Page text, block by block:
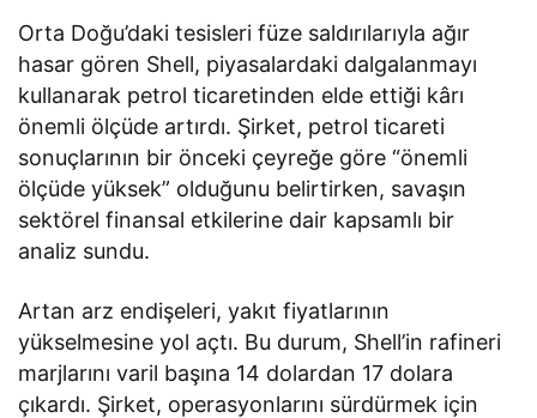
Orta Doğu’daki tesisleri füze saldırılarıyla ağır
hasar gören Shell, piyasalardaki dalgalanmayı
kullanarak petrol ticaretinden elde ettiği kârı
önemli ölçüde artırdı. Şirket, petrol ticareti
sonuçlarının bir önceki çeyreğe göre “önemli
ölçüde yüksek” olduğunu belirtirken, savaşın
sektörel finansal etkilerine dair kapsamlı bir
analiz sundu.
Artan arz endişeleri, yakıt fiyatlarının
yükselmesine yol açtı. Bu durum, Shell’in rafineri
marjlarını varil başına 14 dolardan 17 dolara
çıkardı. Şirket, operasyonlarını sürdürmek için